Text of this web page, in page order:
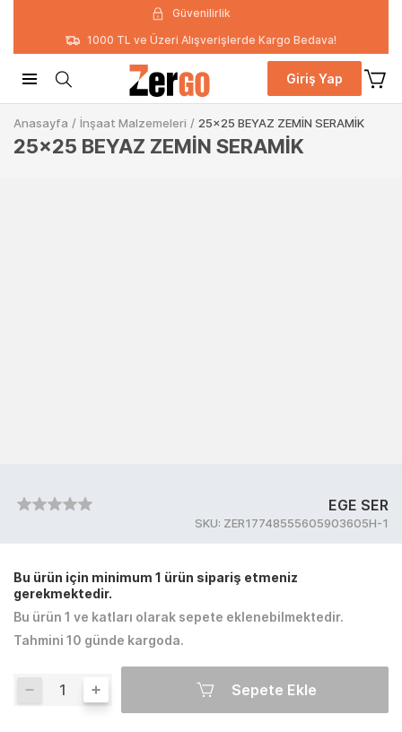
Güvenilirlik
1000 TL ve Üzeri Alışverişlerde Kargo Bedava!
Giriş Yap
Anasayfa / İnşaat Malzemeleri / 25x25 BEYAZ ZEMİN SERAMİK
25x25 BEYAZ ZEMİN SERAMİK
EGE SER
SKU: ZER17748555605903605H-1
Bu ürün için minimum 1 ürün sipariş etmeniz
gerekmektedir.
Bu ürün 1 ve katları olarak sepete eklenebilmektedir.
Tahmini 10 günde kargoda.
Sepete Ekle